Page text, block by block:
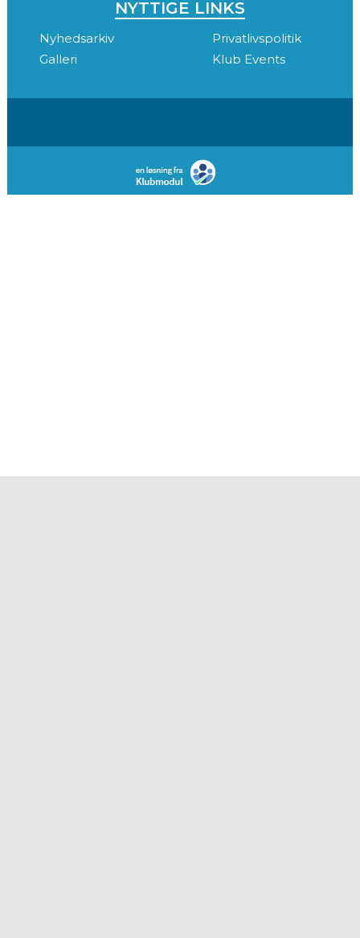
NYTTIGE LINKS
Nyhedsarkiv
Privatlivspolitik
Galleri
Klub Events